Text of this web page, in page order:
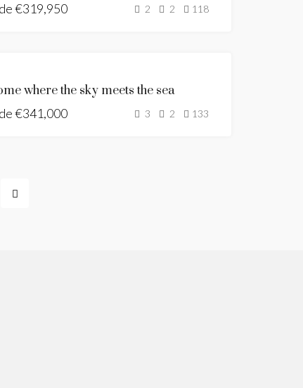
UNDER
€319,950 2 2 118
LICENSE
GRANTED
where the sky meets the sea
€341,000 3 2 133